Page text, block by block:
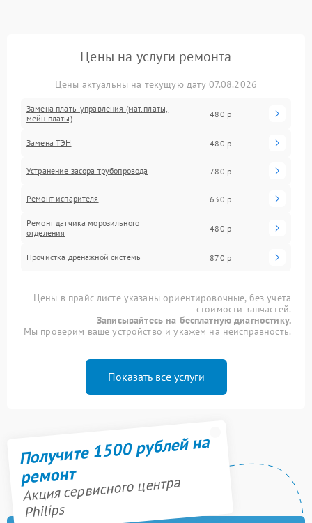
Цены на услуги ремонта
Цены актуальны на текущую дату 07.08.2026
Замена платы управления (мат.платы,
мейн платы)
480 р
Замена ТЭН 480 р
Устранение засора трубопровода 780 р
Ремонт испарителя 630 р
Ремонт датчика морозильного
отделения
480 р
Прочистка дренажной системы 870 р
Цены в прайс-листе указаны ориентировочные, без учета
стоимости запчастей.
Записывайтесь на бесплатную диагностику.
Мы проверим ваше устройство и укажем на неисправность.
Показать все услуги
Получите 1500 рублей на
ремонт
Акция сервисного центра
Philips